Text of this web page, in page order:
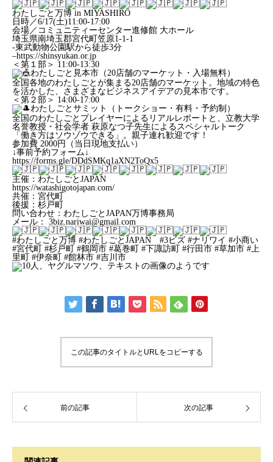
わたしごと万博 in MIYASHIRO
日時／6/17(土)11:00-17:00
会場／コミュニティーセンター進修館 大ホール
埼玉県南埼玉郡宮代町笠原1-1-1
-東武動物公園駅から徒歩3分
–https://shinsyukan.or.jp
＜第１部＞ 11:00-13:30
わたしごと見本市（20店舗のマーケット・入場無料）
全国各地のわたしごとが集まる20店舗のマーケット。地域の特色
を活かした、さまざまなビジネスアイデアの見本市です。
＜第２部＞ 14:00-17:00
わたしごとサミット（トークショー・有料・予約制）
全国のわたしごとプレイヤーによるリアルレポートと、立教大学
名誉教授・社会学者 萩原なつ子先生によるスペシャルトーク
「働き方はソウゾウできる」。親子連れ歓迎です！
参加費 2000円（当日現地支払い）
↓事前予約フォーム↓
https://forms.gle/DDdSMKq1aXN2ToQx5
主催：わたしごとJAPAN
https://watashigotojapan.com/
共催：宮代町
後援：杉戸町
問い合わせ：わたしごとJAPAN万博事務局
メール： 3biz.nariwai@gmail.com
#わたしごと万博 #わたしごとJAPAN #3ビズ #ナリワイ #小商い
#宮代町 #杉戸町 #鶴岡市 #葛巻町 #下諏訪町 #行田市 #草加市 #上
里町 #伊奈町 #館林市 #吉川市
この記事のタイトルとURLをコピーする
前の記事 次の記事